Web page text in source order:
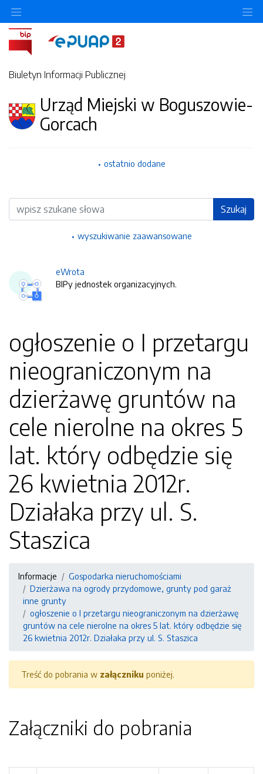
Biuletyn Informacji Publicznej
Urząd Miejski w Boguszowie-
Gorcach
ostatnio dodane
Wyszukiwarka Szukaj
wyszukiwanie zaawansowane
eWrota
BIPy jednostek organizacyjnych.
ogłoszenie o I przetargu
nieograniczonym na
dzierżawę gruntów na
cele nierolne na okres 5
lat. który odbędzie się
26 kwietnia 2012r.
Działaka przy ul. S.
Staszica
Informacje
Gospodarka nieruchomościami
Dzierżawa na ogrody przydomowe, grunty pod garaż
inne grunty
ogłoszenie o I przetargu nieograniczonym na dzierżawę
gruntów na cele nierolne na okres 5 lat. który odbędzie się
26 kwietnia 2012r. Działaka przy ul. S. Staszica
Treść do pobrania w załączniku poniżej.
Załączniki do pobrania